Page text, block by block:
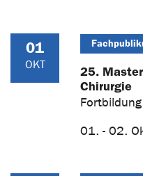
01
OKT
25.
Chirurgie
Fortbildung
01. - 02.